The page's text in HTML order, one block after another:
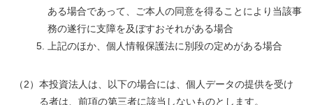
ある場合であって、ご本人の同意を得ることにより当該事
務の遂行に支障を及ぼすおそれがある場合
上記のほか、個人情報保護法に別段の定めがある場合
（2）本投資法人は、以下の場合には、個人データの提供を受け
る者は、前項の第三者に該当しないものとします。